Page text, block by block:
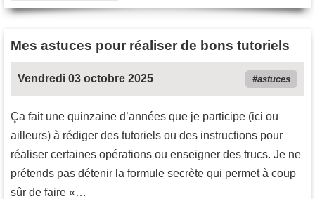
Mes astuces pour réaliser de bons tutoriels
Vendredi 03 octobre 2025 astuces
Ça fait une quinzaine d’années que je participe (ici ou
ailleurs) à rédiger des tutoriels ou des instructions pour
réaliser certaines opérations ou enseigner des trucs. Je ne
prétends pas détenir la formule secrète qui permet à coup
sûr de faire «…